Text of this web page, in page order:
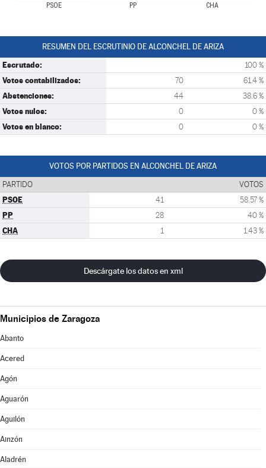
PSOE PP CHA
RESUMEN DEL ESCRUTINIO DE ALCONCHEL DE ARIZA
Escrutado: 100 %
Votos contabilizados: 70 61.4 %
Abstenciones: 44 38.6 %
Votos nulos: 0 0 %
Votos en blanco: 0 0 %
VOTOS POR PARTIDOS EN ALCONCHEL DE ARIZA
PARTIDO VOTOS
PSOE 41 58.57 %
PP 28 40 %
CHA 1 1.43 %
Descárgate los datos en xml
Municipios de Zaragoza
Abanto
Acered
Agón
Aguarón
Aguilón
Ainzón
Aladrén